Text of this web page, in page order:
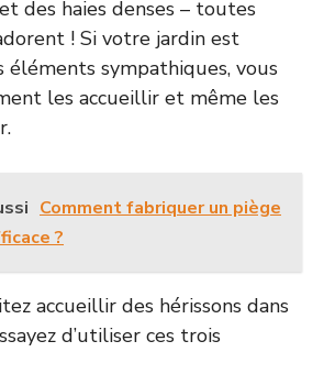
des haies denses – toutes
! Si votre jardin est
éléments sympathiques, vous
les accueillir et même les
Comment fabriquer un piège
?
accueillir des hérissons dans
d’utiliser ces trois